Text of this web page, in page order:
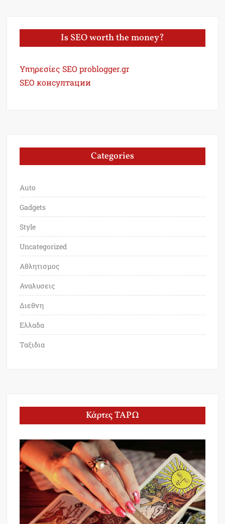
Is SEO worth the money?
Υπηρεσίες SEO problogger.gr
SEO консултации
Categories
Auto
Gadgets
Style
Uncategorized
Αθλητισμος
Αναλυσεις
Διεθνη
Ελλαδα
Ταξιδια
Κάρτες ΤΑΡΩ